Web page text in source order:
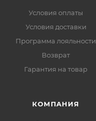
Условия оплаты
Условия доставки
Программа лояльности
Возврат
Гарантия на товар
КОМПАНИЯ